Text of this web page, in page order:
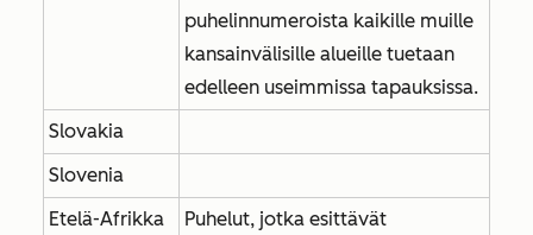
puhelinnumeroista kaikille muille
kansainvälisille alueille tuetaan
edelleen useimmissa tapauksissa.
Slovakia
Slovenia
Etelä-Afrikka
Puhelut, jotka esittävät